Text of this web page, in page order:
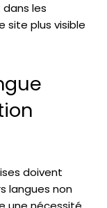
les
site plus visible
doivent
langues non